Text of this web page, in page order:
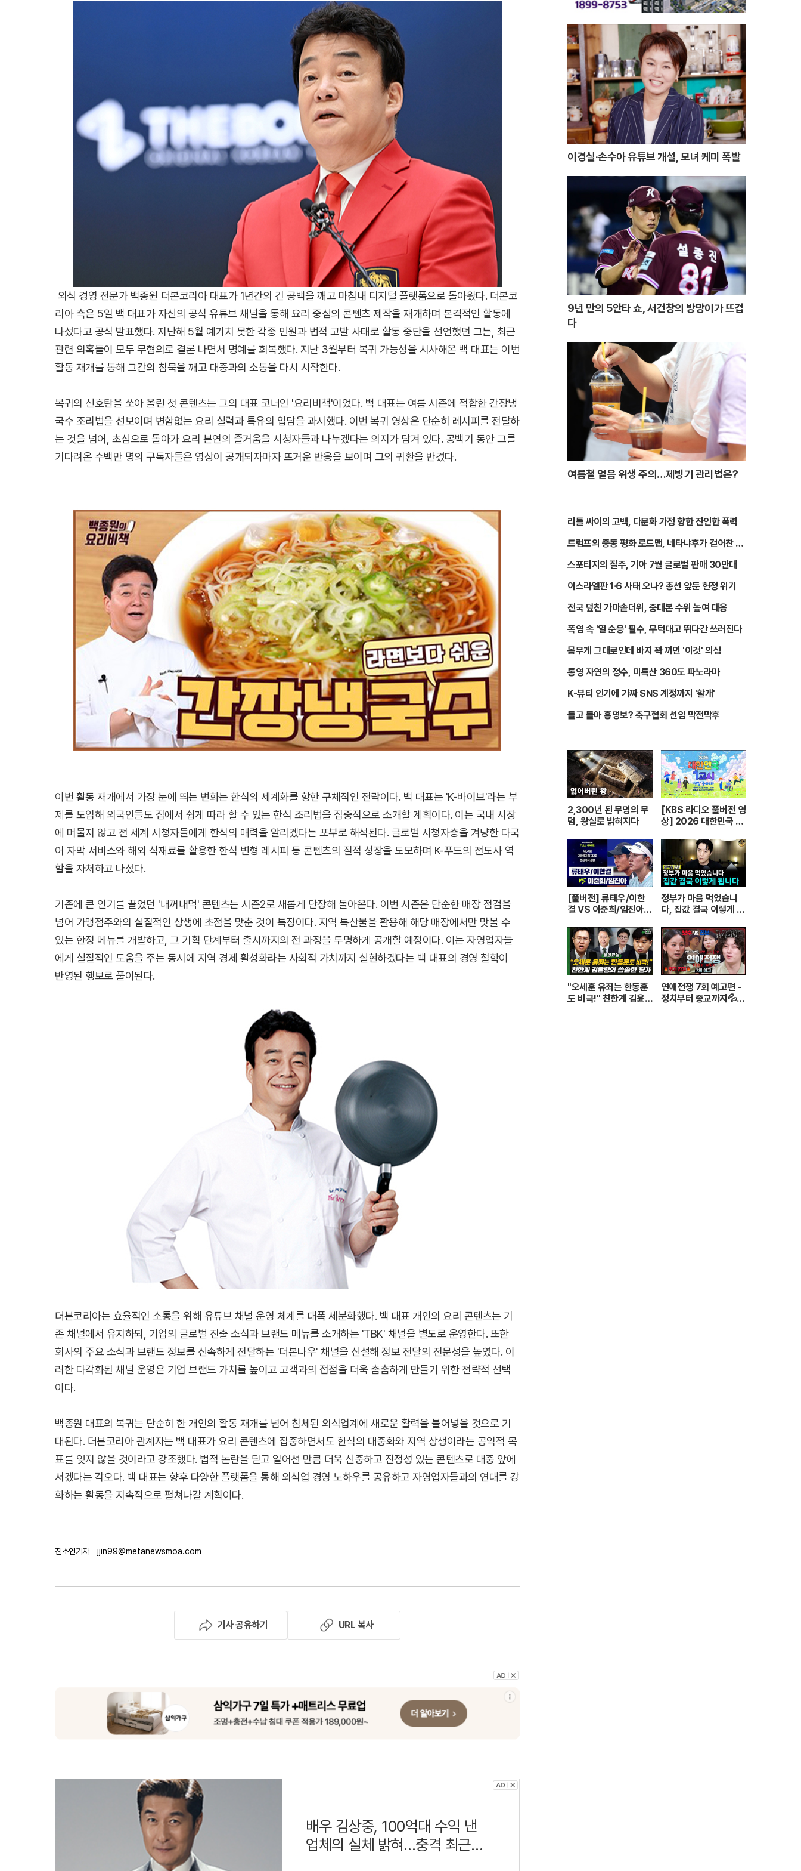
외식 경영 전문가 백종원 더본코리아 대표가 1년간의 긴 공백을 깨고 마침내 디지털 플랫폼으로 돌아왔다. 더본코
리아 측은 5일 백 대표가 자신의 공식 유튜브 채널을 통해 요리 중심의 콘텐츠 제작을 재개하며 본격적인 활동에
나섰다고 공식 발표했다. 지난해 5월 예기치 못한 각종 민원과 법적 고발 사태로 활동 중단을 선언했던 그는, 최근
관련 의혹들이 모두 무혐의로 결론 나면서 명예를 회복했다. 지난 3월부터 복귀 가능성을 시사해온 백 대표는 이번
활동 재개를 통해 그간의 침묵을 깨고 대중과의 소통을 다시 시작한다.
복귀의 신호탄을 쏘아 올린 첫 콘텐츠는 그의 대표 코너인 '요리비책'이었다. 백 대표는 여름 시즌에 적합한 간장냉
국수 조리법을 선보이며 변함없는 요리 실력과 특유의 입담을 과시했다. 이번 복귀 영상은 단순히 레시피를 전달하
는 것을 넘어, 초심으로 돌아가 요리 본연의 즐거움을 시청자들과 나누겠다는 의지가 담겨 있다. 공백기 동안 그를
기다려온 수백만 명의 구독자들은 영상이 공개되자마자 뜨거운 반응을 보이며 그의 귀환을 반겼다.
이번 활동 재개에서 가장 눈에 띄는 변화는 한식의 세계화를 향한 구체적인 전략이다. 백 대표는 'K-바이브'라는 부
제를 도입해 외국인들도 집에서 쉽게 따라 할 수 있는 한식 조리법을 집중적으로 소개할 계획이다. 이는 국내 시장
에 머물지 않고 전 세계 시청자들에게 한식의 매력을 알리겠다는 포부로 해석된다. 글로벌 시청자층을 겨냥한 다국
어 자막 서비스와 해외 식재료를 활용한 한식 변형 레시피 등 콘텐츠의 질적 성장을 도모하며 K-푸드의 전도사 역
할을 자처하고 나섰다.
기존에 큰 인기를 끌었던 '내꺼내먹' 콘텐츠는 시즌2로 새롭게 단장해 돌아온다. 이번 시즌은 단순한 매장 점검을
넘어 가맹점주와의 실질적인 상생에 초점을 맞춘 것이 특징이다. 지역 특산물을 활용해 해당 매장에서만 맛볼 수
있는 한정 메뉴를 개발하고, 그 기획 단계부터 출시까지의 전 과정을 투명하게 공개할 예정이다. 이는 자영업자들
에게 실질적인 도움을 주는 동시에 지역 경제 활성화라는 사회적 가치까지 실현하겠다는 백 대표의 경영 철학이
반영된 행보로 풀이된다.
더본코리아는 효율적인 소통을 위해 유튜브 채널 운영 체계를 대폭 세분화했다. 백 대표 개인의 요리 콘텐츠는 기
존 채널에서 유지하되, 기업의 글로벌 진출 소식과 브랜드 메뉴를 소개하는 'TBK' 채널을 별도로 운영한다. 또한
회사의 주요 소식과 브랜드 정보를 신속하게 전달하는 '더본나우' 채널을 신설해 정보 전달의 전문성을 높였다. 이
러한 다각화된 채널 운영은 기업 브랜드 가치를 높이고 고객과의 접점을 더욱 촘촘하게 만들기 위한 전략적 선택
이다.
백종원 대표의 복귀는 단순히 한 개인의 활동 재개를 넘어 침체된 외식업계에 새로운 활력을 불어넣을 것으로 기
대된다. 더본코리아 관계자는 백 대표가 요리 콘텐츠에 집중하면서도 한식의 대중화와 지역 상생이라는 공익적 목
표를 잊지 않을 것이라고 강조했다. 법적 논란을 딛고 일어선 만큼 더욱 신중하고 진정성 있는 콘텐츠로 대중 앞에
서겠다는 각오다. 백 대표는 향후 다양한 플랫폼을 통해 외식업 경영 노하우를 공유하고 자영업자들과의 연대를 강
화하는 활동을 지속적으로 펼쳐나갈 계획이다.
진소연기자 jjin99@metanewsmoa.com
기사 공유하기 URL 복사
배우 김상중, 100억대 수익 낸
업체의 실체 밝혀…충격 최근
이경실·손수아 유튜브 개설, 모녀 케미 폭발
9년 만의 5안타 쇼, 서건창의 방망이가 뜨겁
다
여름철 얼음 위생 주의…제빙기 관리법은?
리틀 싸이의 고백, 다문화 가정 향한 잔인한 폭력
트럼프의 중동 평화 로드맵, 네타냐후가 걷어찬 이
스포티지의 질주, 기아 7월 글로벌 판매 30만대
이스라엘판 1·6 사태 오나? 총선 앞둔 헌정 위기
전국 덮친 가마솥더위, 중대본 수위 높여 대응
폭염 속 '열 순응' 필수, 무턱대고 뛰다간 쓰러진다
몸무게 그대로인데 바지 꽉 끼면 '이것' 의심
통영 자연의 정수, 미륵산 360도 파노라마
K-뷰티 인기에 가짜 SNS 계정까지 '활개'
돌고 돌아 홍명보? 축구협회 선임 막전막후
2,300년 된 무명의 무
덤, 왕실로 밝혀지다
[KBS 라디오 풀버전 영
상] 2026 대한민국 1
KBS 260420 방송
[풀버전] 류태우/이한
결 VS 이준희/임진아 |
정구대회 혼합복식 결승
(26.07.22 방송)
정부가 마음 먹었습니
다, 집값 결국 이렇게 됩
"오세훈 유죄는 한동훈
도 비극!" 친한계 김윤형
연애전쟁 7회 예고편 -
정치부터 종교까지💦